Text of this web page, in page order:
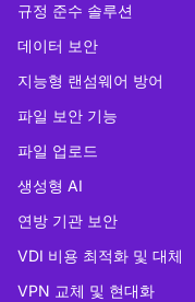
규정 준수 솔루션
데이터 보안
지능형 랜섬웨어 방어
파일 보안 기능
파일 업로드
생성형 AI
연방 기관 보안
VDI 비용 최적화 및 대체
VPN 교체 및 현대화